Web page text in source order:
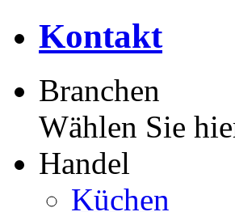
Kontakt
Branchen
Wählen Sie
Handel
Küchen